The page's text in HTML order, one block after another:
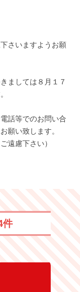
さいますようお願
ましては８月１７
話等でのお問い合
願い致します。
遠慮下さい）
件